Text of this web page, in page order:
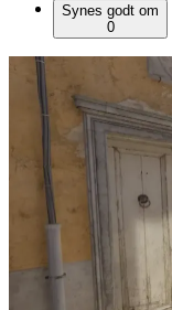
Synes godt om
0